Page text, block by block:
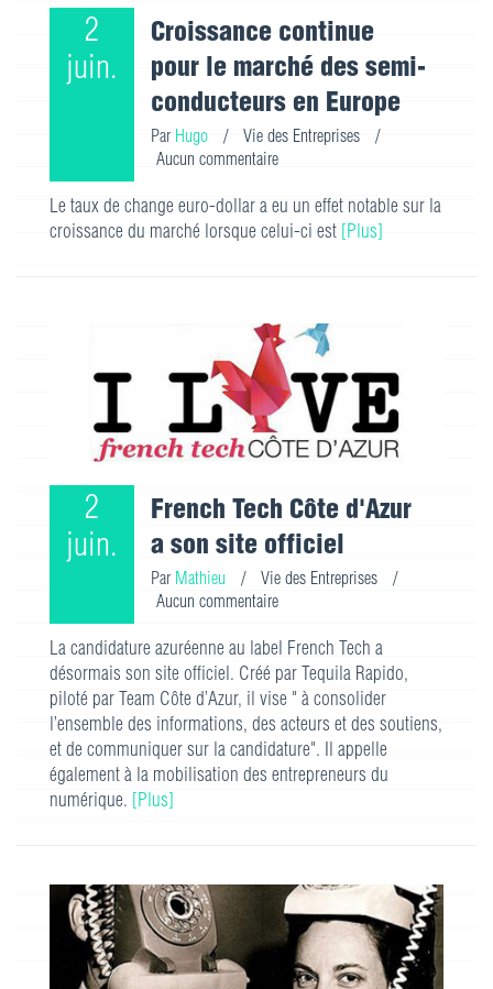
2
juin.
Croissance continue
pour le marché des semi-
conducteurs en Europe
Par Hugo / Vie des Entreprises
/
Aucun commentaire
Le taux de change euro-dollar a eu un effet notable sur la
croissance du marché lorsque celui-ci est [Plus]
2
juin.
French Tech Côte d'Azur
a son site officiel
Par Mathieu / Vie des Entreprises
/
Aucun commentaire
La candidature azuréenne au label French Tech a
désormais son site officiel. Créé par Tequila Rapido,
piloté par Team Côte d’Azur, il vise " à consolider
l’ensemble des informations, des acteurs et des soutiens,
et de communiquer sur la candidature". Il appelle
également à la mobilisation des entrepreneurs du
numérique. [Plus]